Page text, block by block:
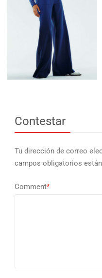
Contestar
Tu dirección de correo
campos obligatorios
Comment*